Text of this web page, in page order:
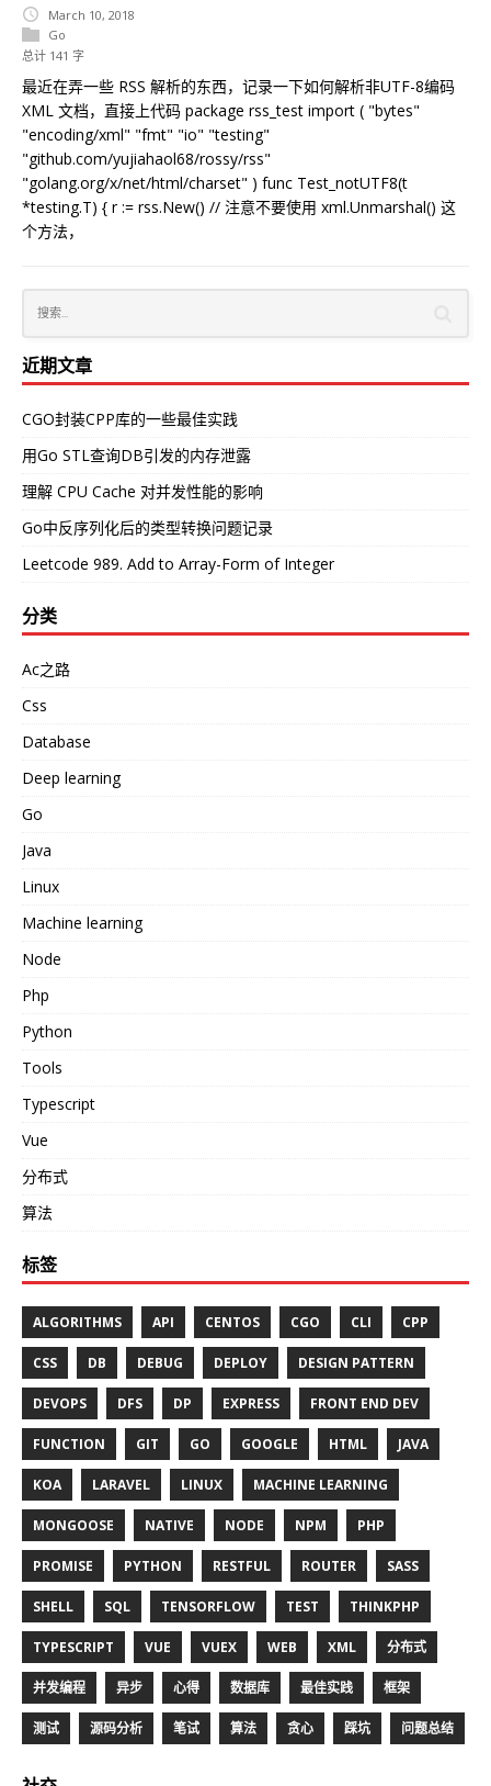
March 10, 2018
Go
总计 141 字
最近在弄一些 RSS 解析的东西，记录一下如何解析非UTF-8编码
XML 文档，直接上代码 package rss_test import ( "bytes"
"encoding/xml" "fmt" "io" "testing"
"github.com/yujiahaol68/rossy/rss"
"golang.org/x/net/html/charset" ) func Test_notUTF8(t
*testing.T) { r := rss.New() // 注意不要使用 xml.Unmarshal() 这
个方法，
近期文章
CGO封装CPP库的一些最佳实践
用Go STL查询DB引发的内存泄露
理解 CPU Cache 对并发性能的影响
Go中反序列化后的类型转换问题记录
Leetcode 989. Add to Array-Form of Integer
分类
Ac之路
Css
Database
Deep learning
Go
Java
Linux
Machine learning
Node
Php
Python
Tools
Typescript
Vue
分布式
算法
标签
ALGORITHMS API CENTOS CGO CLI CPP
CSS DB DEBUG DEPLOY DESIGN PATTERN
DEVOPS DFS DP EXPRESS FRONT END DEV
FUNCTION GIT GO GOOGLE HTML JAVA
KOA LARAVEL LINUX MACHINE LEARNING
MONGOOSE NATIVE NODE NPM PHP
PROMISE PYTHON RESTFUL ROUTER SASS
SHELL SQL TENSORFLOW TEST THINKPHP
TYPESCRIPT VUE VUEX WEB XML 分布式
并发编程 异步 心得 数据库 最佳实践 框架
测试 源码分析 笔试 算法 贪心 踩坑 问题总结